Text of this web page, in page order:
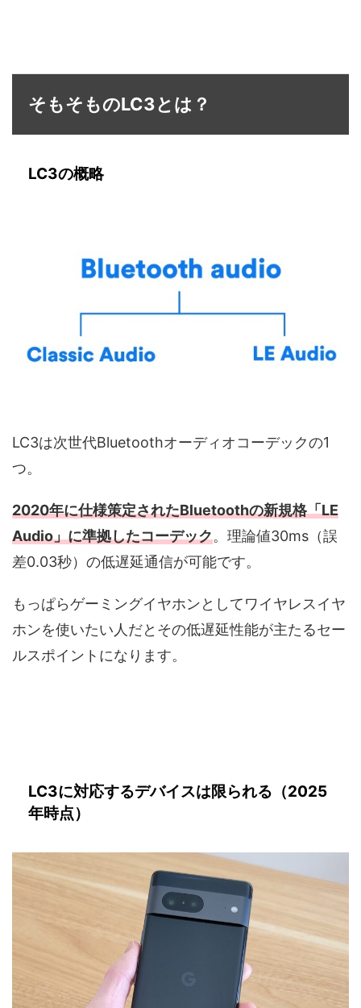
そもそものLC3とは？
LC3の概略
LC3は次世代Bluetoothオーディオコーデックの1
つ。
2020年に仕様策定されたBluetoothの新規格「LE
Audio」に準拠したコーデック。理論値30ms（誤
差0.03秒）の低遅延通信が可能です。
もっぱらゲーミングイヤホンとしてワイヤレスイヤ
ホンを使いたい人だとその低遅延性能が主たるセー
ルスポイントになります。
LC3に対応するデバイスは限られる（2025
年時点）